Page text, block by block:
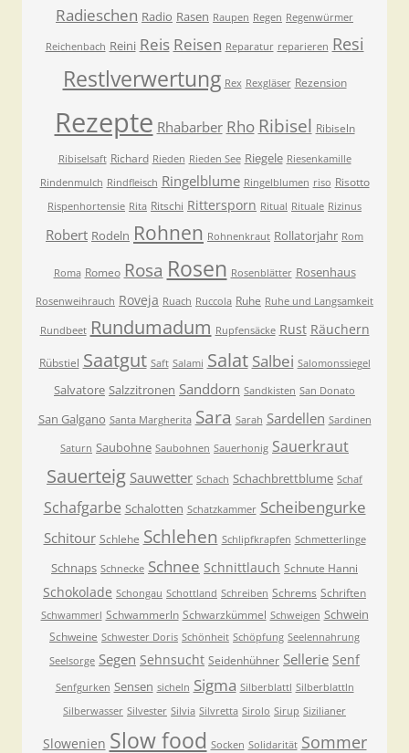
Radieschen Radio Rasen Raupen Regen Regenwürmer
Reichenbach Reini Reis Reisen Reparatur reparieren Resi
Restlverwertung Rex Rexgläser Rezension
Rezepte Rhabarber Rho Ribisel Ribiseln
Ribiselsaft Richard Rieden Rieden See Riegele Riesenkamille
Rindenmulch Rindfleisch Ringelblume Ringelblumen riso Risotto
Rispenhortensie Rita Ritschi Rittersporn Ritual Rituale Rizinus
Robert Rodeln Rohnen Rohnenkraut Rollatorjahr Rom
Roma Romeo Rosa Rosen Rosenblätter Rosenhaus
Rosenweihrauch Roveja Ruach Ruccola Ruhe Ruhe und Langsamkeit
Rundbeet Rundumadum Rupfensäcke Rust Räuchern
Rübstiel Saatgut Saft Salami Salat Salbei Salomonssiegel
Salvatore Salzzitronen Sanddorn Sandkisten San Donato
San Galgano Santa Margherita Sara Sarah Sardellen Sardinen
Saturn Saubohne Saubohnen Sauerhonig Sauerkraut
Sauerteig Sauwetter Schach Schachbrettblume Schaf
Schafgarbe Schalotten Schatzkammer Scheibengurke
Schitour Schlehe Schlehen Schlipfkrapfen Schmetterlinge
Schnaps Schnecke Schnee Schnittlauch Schnute Hanni
Schokolade Schongau Schottland Schreiben Schrems Schriften
Schwammerl Schwammerln Schwarzkümmel Schweigen Schwein
Schweine Schwester Doris Schönheit Schöpfung Seelennahrung
Seelsorge Segen Sehnsucht Seidenhühner Sellerie Senf
Senfgurken Sensen sicheln Sigma Silberblattl Silberblattln
Silberwasser Silvester Silvia Silvretta Sirolo Sirup Sizilianer
Slowenien Slow food Socken Solidarität Sommer